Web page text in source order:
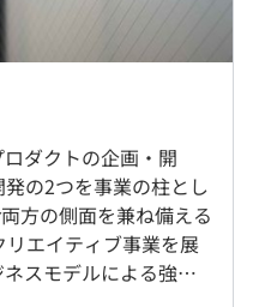
事業説明会
技術開発演習
勤務となります。
渋谷スクランブル
メトロポリタンプ
ものではありません）
ダクトの企画・開
の2つを事業の柱とし
方の側面を兼ね備える
スモデルによる強固